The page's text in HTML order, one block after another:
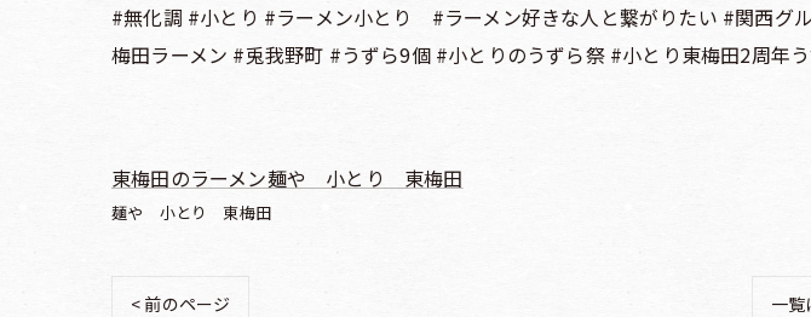
#無化調 #小とり #ラーメン小とり #ラーメン好きな人と繋がりたい #関西グ
梅田ラーメン #兎我野町 #うずら9個 #小とりのうずら祭 #小とり東梅田2周年
東梅田のラーメン麺や 小とり 東梅田
麺や 小とり 東梅田
< 前のページ 一覧